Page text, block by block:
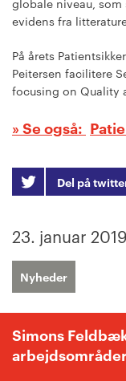
globale niveau,
evidens fra
På årets
Peitersen facilitere
focusing on Quality
Del på
23. januar 2019
Nyheder
Simons